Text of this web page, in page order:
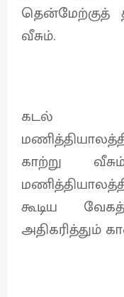
தென்மேற்குத்
வீசும்.
கடல்
காற்று
கூடிய
அதிகரித்தும்